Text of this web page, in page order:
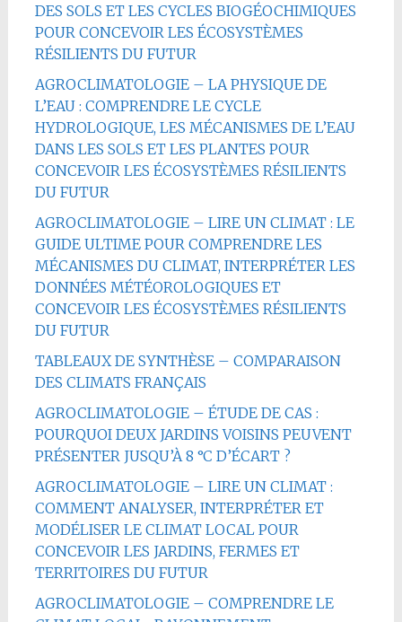
DES SOLS ET LES CYCLES BIOGÉOCHIMIQUES
POUR CONCEVOIR LES ÉCOSYSTÈMES
RÉSILIENTS DU FUTUR
AGROCLIMATOLOGIE – LA PHYSIQUE DE
L’EAU : COMPRENDRE LE CYCLE
HYDROLOGIQUE, LES MÉCANISMES DE L’EAU
DANS LES SOLS ET LES PLANTES POUR
CONCEVOIR LES ÉCOSYSTÈMES RÉSILIENTS
DU FUTUR
AGROCLIMATOLOGIE – LIRE UN CLIMAT : LE
GUIDE ULTIME POUR COMPRENDRE LES
MÉCANISMES DU CLIMAT, INTERPRÉTER LES
DONNÉES MÉTÉOROLOGIQUES ET
CONCEVOIR LES ÉCOSYSTÈMES RÉSILIENTS
DU FUTUR
TABLEAUX DE SYNTHÈSE – COMPARAISON
DES CLIMATS FRANÇAIS
AGROCLIMATOLOGIE – ÉTUDE DE CAS :
POURQUOI DEUX JARDINS VOISINS PEUVENT
PRÉSENTER JUSQU’À 8 °C D’ÉCART ?
AGROCLIMATOLOGIE – LIRE UN CLIMAT :
COMMENT ANALYSER, INTERPRÉTER ET
MODÉLISER LE CLIMAT LOCAL POUR
CONCEVOIR LES JARDINS, FERMES ET
TERRITOIRES DU FUTUR
AGROCLIMATOLOGIE – COMPRENDRE LE